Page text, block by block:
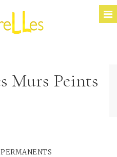
Murs Peints